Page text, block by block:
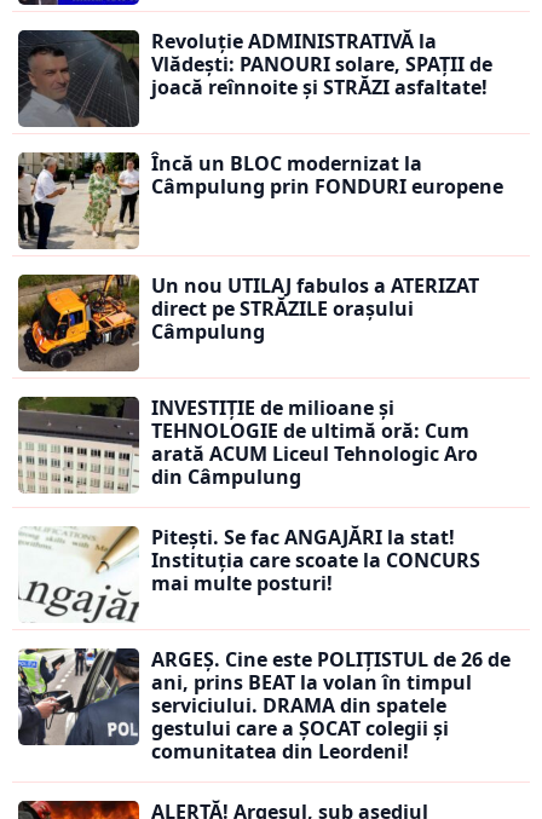
Revoluție ADMINISTRATIVĂ la
Vlădești: PANOURI solare, SPAȚII de
joacă reînnoite și STRĂZI asfaltate!
Încă un BLOC modernizat la
Câmpulung prin FONDURI europene
Un nou UTILAJ fabulos a ATERIZAT
direct pe STRĂZILE orașului
Câmpulung
INVESTIȚIE de milioane și
TEHNOLOGIE de ultimă oră: Cum
arată ACUM Liceul Tehnologic Aro
din Câmpulung
Pitești. Se fac ANGAJĂRI la stat!
Instituția care scoate la CONCURS
mai multe posturi!
ARGEȘ. Cine este POLIȚISTUL de 26 de
ani, prins BEAT la volan în timpul
serviciului. DRAMA din spatele
gestului care a ȘOCAT colegii și
comunitatea din Leordeni!
ALERTĂ! Argeșul, sub asediul